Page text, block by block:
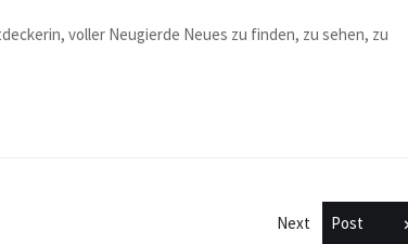
voller Neugierde Neues zu finden, zu sehen, zu
Next Post